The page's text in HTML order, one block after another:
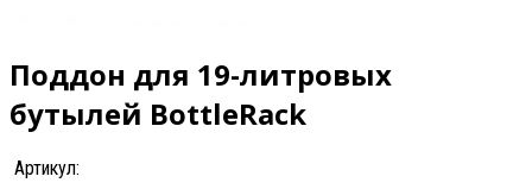
Поддон для 19-литровых
бутылей BottleRack
Артикул: